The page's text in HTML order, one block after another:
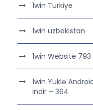
1win Turkiye
1win uzbekistan
1win Website 793
1win Yüklə
Indir – 364